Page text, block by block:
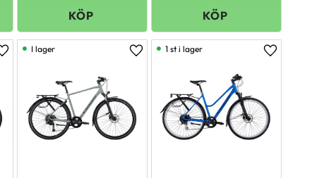
Lägg till i favoriter Lägg till i favoriter
I lager
Lägg till i
1 st i lager